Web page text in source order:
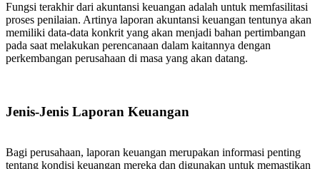
Fungsi terakhir dari akuntansi keuangan adalah untuk memfasilitasi
proses penilaian. Artinya laporan akuntansi keuangan tentunya akan
memiliki data-data konkrit yang akan menjadi bahan pertimbangan
pada saat melakukan perencanaan dalam kaitannya dengan
perkembangan perusahaan di masa yang akan datang.
Jenis-Jenis Laporan Keuangan
Bagi perusahaan, laporan keuangan merupakan informasi penting
tentang kondisi keuangan mereka dan digunakan untuk memastikan